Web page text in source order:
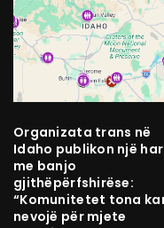
Organizata trans në
Idaho publikon një
me banjo
gjithëpërfshirëse:
“Komunitetet tona
nevojë për mjete